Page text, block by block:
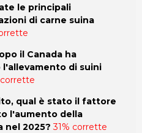
le principali
di carne suina
il Canada ha
di suini
qual è stato il fattore
l'aumento della
nel 2025? 31% corrette